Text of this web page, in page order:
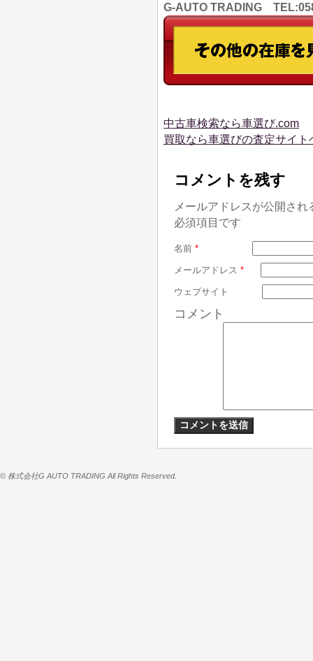
G-AUTO TRADING
中古車検索なら車選び.com
買取なら車選びの査定サイト
コメントを残す
メールアドレスが公開さ
必須項目です
名前 *
メールアドレス *
ウェブサイト
コメント
© 株式会社G AUTO TRADING All Rights Reserved.